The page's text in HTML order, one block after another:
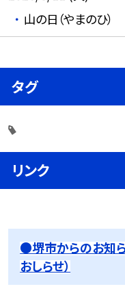
山の日（やまのひ）
タグ
リンク
●堺市からのお知
おしらせ）